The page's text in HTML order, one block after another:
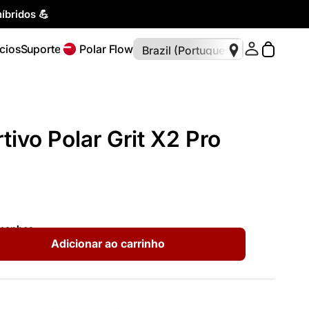
💪
Suporte Polar Flow
Polar Grit X2 Pro
Adicionar ao carrinho